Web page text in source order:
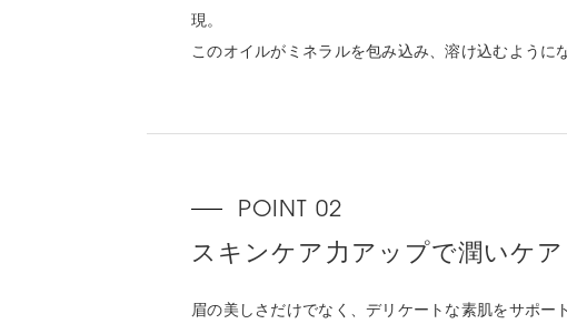
現。
このオイルがミネラルを包み込み、溶け込むように
スキンケア力アップで潤いケ
眉の美しさだけでなく、デリケートな素肌をサポ